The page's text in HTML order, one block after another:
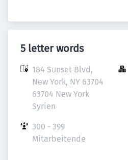
5 letter words
184 Sunset Blvd,
New York, NY 63704
63704 New York
Syrien
300 - 399
Mitarbeitende